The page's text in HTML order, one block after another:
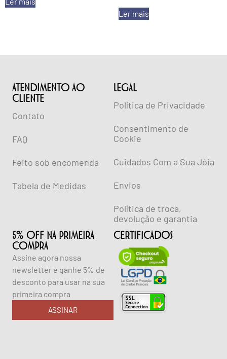
Ler mais
ATENDIMENTO AO
CLIENTE
Contato
FAQ
Feito sob encomenda
Tabela de Medidas
lEGAL
Política de Privacidade
Consentimento de
Cookie
Cuidados Com a Sua Jóia
Envios
Política de troca,
devolução e garantia
5% OFF NA PRIMEIRA
COMPRA
Assine agora nossa
newsletter e ganhe 5% de
desconto para usar na sua
primeira compra
ASSINAR
CERTIFICADOS